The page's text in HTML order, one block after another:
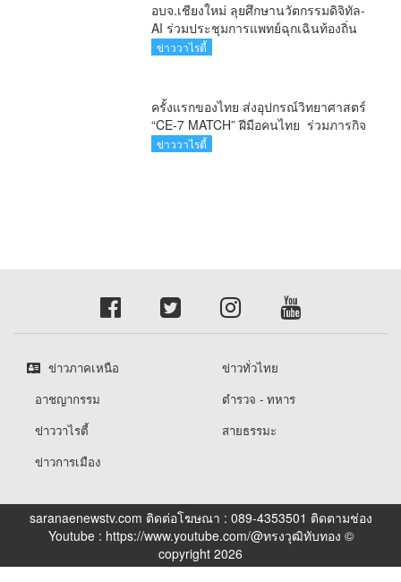
อบจ.เชียงใหม่ ลุยศึกษานวัตกรรมดิจิทัล-
AI ร่วมประชุมการแพทย์ฉุกเฉินท้องถิ่น
ระดับชาติ ครั้งที่ 10 ยกระดับศูนย์
ข่าววาไรตี้
ครั้งแรกของไทย ส่งอุปกรณ์วิทยาศาสตร์
“CE-7 MATCH” ฝีมือคนไทย ร่วมภารกิจ
สำรวจดวงจันทร์ 24 สิงหาคมนี้
ข่าววาไรตี้
ข่าวภาคเหนือ
ข่าวทั่วไทย
อาชญากรรม
ตำรวจ - ทหาร
ข่าววาไรตี้
สายธรรมะ
ข่าวการเมือง
saranaenewstv.com ติดต่อโฆษณา : 089-4353501 ติดตามช่อง
Youtube : https://www.youtube.com/@ทรงวุฒิทับทอง ©
copyright 2026